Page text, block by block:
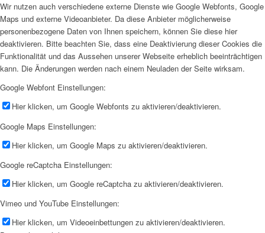
Wir nutzen auch verschiedene externe Dienste wie Google Webfonts, Google
Maps und externe Videoanbieter. Da diese Anbieter möglicherweise
personenbezogene Daten von Ihnen speichern, können Sie diese hier
deaktivieren. Bitte beachten Sie, dass eine Deaktivierung dieser Cookies die
Funktionalität und das Aussehen unserer Webseite erheblich beeinträchtigen
kann. Die Änderungen werden nach einem Neuladen der Seite wirksam.
Google Webfont Einstellungen:
Hier klicken, um Google Webfonts zu aktivieren/deaktivieren.
Google Maps Einstellungen:
Hier klicken, um Google Maps zu aktivieren/deaktivieren.
Google reCaptcha Einstellungen:
Hier klicken, um Google reCaptcha zu aktivieren/deaktivieren.
Vimeo und YouTube Einstellungen:
Hier klicken, um Videoeinbettungen zu aktivieren/deaktivieren.